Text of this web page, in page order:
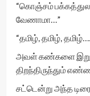
“கொஞ்சம் பக்கத்துல
வேணாமா…”
“தமிழ், தமிழ்,
அவள் கண்களை
திறந்திருந்தும்
சட்டென்று அந்த